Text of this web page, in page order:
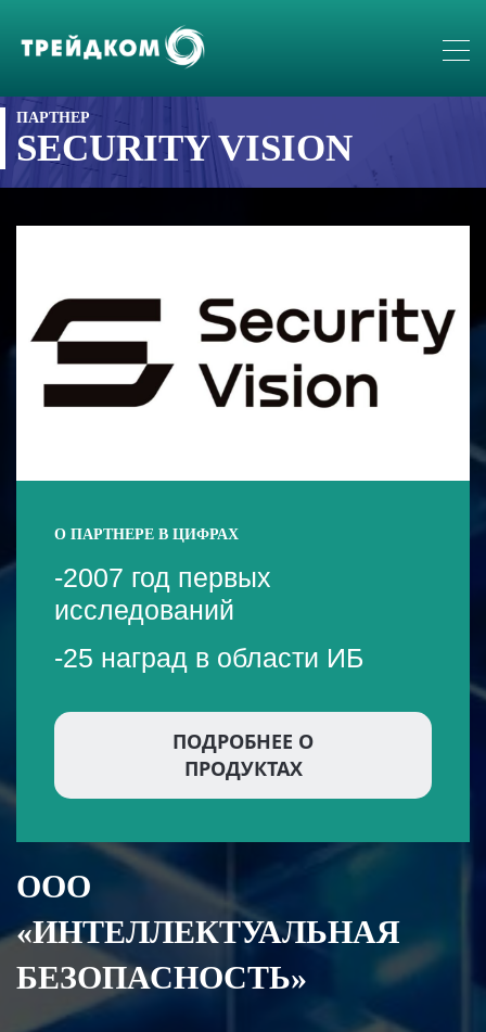
ПАРТНЕР
SECURITY VISION
О ПАРТНЕРЕ В ЦИФРАХ
-2007 год первых
исследований
-25 наград в области ИБ
ПОДРОБНЕЕ О
ПРОДУКТАХ
ООО
«ИНТЕЛЛЕКТУАЛЬНАЯ
БЕЗОПАСНОСТЬ»